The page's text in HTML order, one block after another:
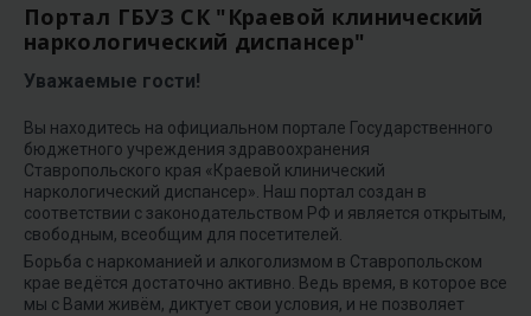
Портал ГБУЗ СК "Краевой клинический
наркологический диспансер"
Уважаемые гости!
Вы находитесь на официальном портале Государственного
бюджетного учреждения здравоохранения
Ставропольского края «Краевой клинический
наркологический диспансер». Наш портал создан в
соответствии с законодательством РФ и является открытым,
свободным, всеобщим для посетителей.
Борьба с наркоманией и алкоголизмом в Ставропольском
крае ведётся достаточно активно. Ведь время, в которое все
мы с Вами живём, диктует свои условия, и не позволяет